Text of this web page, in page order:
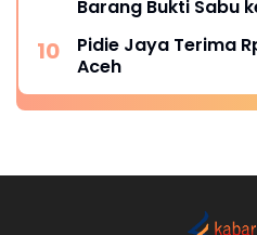
Barang Bukti Sabu
Pidie Jaya Terima
Aceh